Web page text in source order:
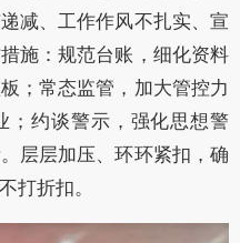
减、工作作风不扎实、宣
施：规范台账，细化资料
；常态监管，加大管控力
；约谈警示，强化思想警
层层加压、环环紧扣，确
打折扣。